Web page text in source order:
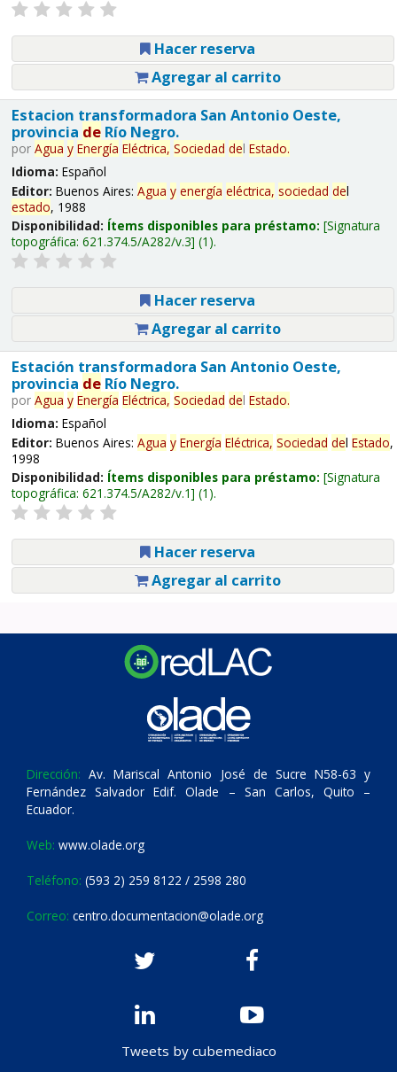
Hacer reserva
Agregar al carrito
Estacion transformadora San Antonio Oeste,
provincia deRío Negro.
por Agua y Energía Eléctrica, Sociedad del Estado.
Idioma: Español
Editor: Buenos Aires: Agua y energía eléctrica, sociedad del
estado, 1988
Disponibilidad: Ítems disponibles para préstamo: Signatura
topográfica: 621.374.5/A282/v.3 (1).
Hacer reserva
Agregar al carrito
Estación transformadora San Antonio Oeste,
provincia deRío Negro.
por Agua y Energía Eléctrica, Sociedad del Estado.
Idioma: Español
Editor: Buenos Aires: Agua y Energía Eléctrica, Sociedad del Estado,
1998
Disponibilidad: Ítems disponibles para préstamo: Signatura
topográfica: 621.374.5/A282/v.1 (1).
Hacer reserva
Agregar al carrito
Dirección: Av. Mariscal Antonio José de Sucre N58-63 y
Fernández Salvador Edif. Olade – San Carlos, Quito –
Ecuador.
Web: www.olade.org
Teléfono: (593 2) 259 8122 / 2598 280
Correo: centro.documentacion@olade.org
Tweets by cubemediaco